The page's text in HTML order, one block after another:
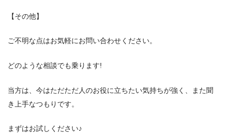
【その他】
ご不明な点はお気軽にお問い合わせください。
どのような相談でも乗ります!
当方は、今はただただ人のお役に立ちたい気持ちが強く、また聞
き上手なつもりです。
まずはお試しください♪